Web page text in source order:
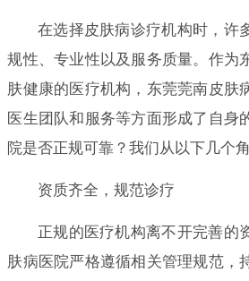
在选择皮肤病诊疗机构时，许
规性、专业性以及服务质量。作为
肤健康的医疗机构，东莞莞南皮肤
医生团队和服务等方面形成了自身
院是否正规可靠？我们从以下几个
资质齐全，规范诊疗
正规的医疗机构离不开完善的
肤病医院严格遵循相关管理规范，